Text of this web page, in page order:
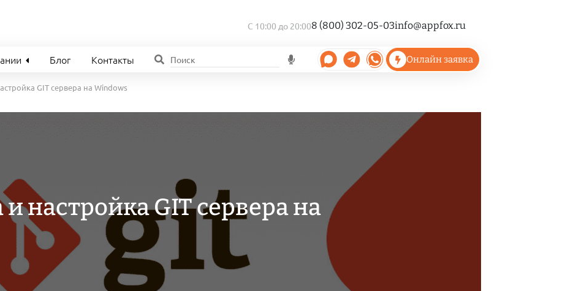
С 10:00 до 20:008 (800) 302-05-03info@appfox.ru
Блог Контакты Онлайн заявка
GIT сервера на Windows
настройка GIT сервера на